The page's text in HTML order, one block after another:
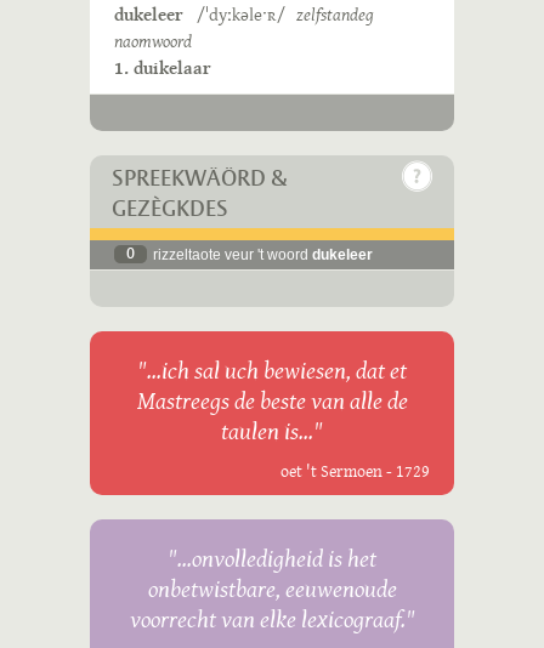
dukeleer /ˈdyːkəleˑʀ/ zelfstandeg
naomwoord
1. duikelaar
SPREEKWÄÖRD &
GEZÈGKDES
0 rizzeltaote veur 't woord dukeleer
"...ich sal uch bewiesen, dat et
Mastreegs de beste van alle de
taulen is..."
oet 't Sermoen - 1729
"...onvolledigheid is het
onbetwistbare, eeuwenoude
voorrecht van elke lexicograaf."